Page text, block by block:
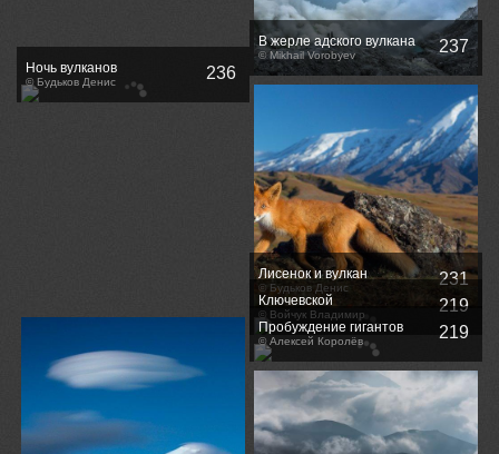
В жерле адского вулкана
© Mikhail Vorobyev 237
Ночь вулканов
© Будьков Денис 236
Лисенок и вулкан
© Будьков Денис 231
Ключевской
© Войчук Владимир 219
Пробуждение гигантов
© Алексей Королёв 219